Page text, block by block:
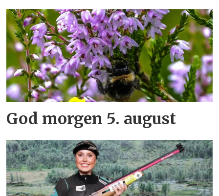
God morgen 5. august